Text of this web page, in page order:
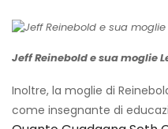
Jeff Reinebold e sua moglie
Inoltre, la moglie di
come insegnante di